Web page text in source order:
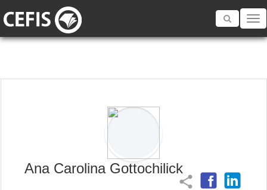
Toggle
Ana Carolina Gottochilick
share